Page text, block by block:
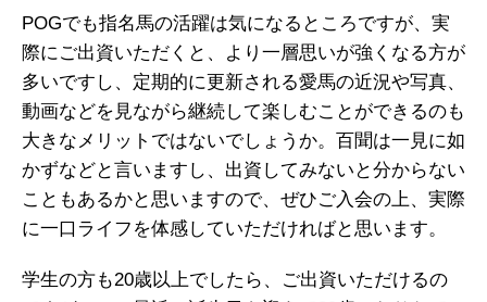
POGでも指名馬の活躍は気になるところですが、実
際にご出資いただくと、より一層思いが強くなる方が
多いですし、定期的に更新される愛馬の近況や写真、
動画などを見ながら継続して楽しむことができるのも
大きなメリットではないでしょうか。百聞は一見に如
かずなどと言いますし、出資してみないと分からない
こともあるかと思いますので、ぜひご入会の上、実際
に一口ライフを体感していただければと思います。
学生の方も20歳以上でしたら、ご出資いただけるの